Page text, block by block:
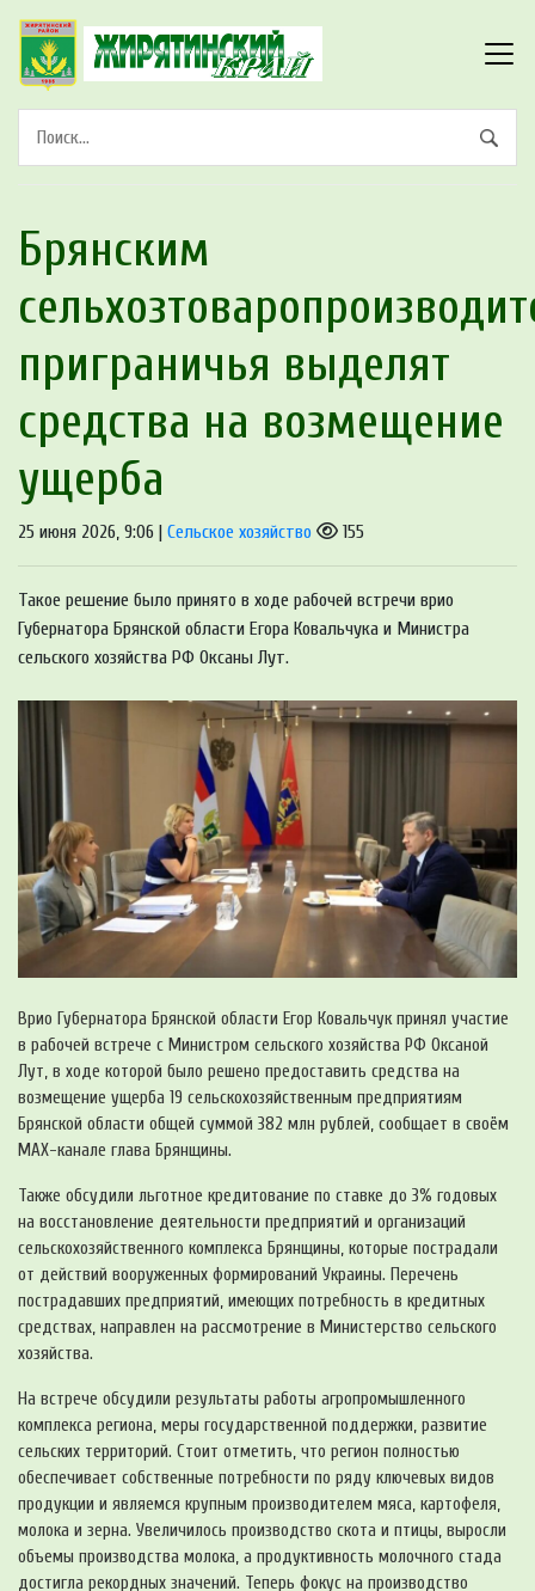
Брянским
приграничья выделят
средства на возмещение
ущерба
25 июня 2026, 9:06 | Сельское хозяйство 155
Такое решение было принято в ходе рабочей встречи врио
Губернатора Брянской области Егора Ковальчука и Министра
сельского хозяйства РФ Оксаны Лут.
Врио Губернатора Брянской области Егор Ковальчук принял участие
в рабочей встрече с Министром сельского хозяйства РФ Оксаной
Лут, в ходе которой было решено предоставить средства на
возмещение ущерба 19 сельскохозяйственным предприятиям
Брянской области общей суммой 382 млн рублей, сообщает в своём
MAX-канале глава Брянщины.
Также обсудили льготное кредитование по ставке до 3% годовых
на восстановление деятельности предприятий и организаций
сельскохозяйственного комплекса Брянщины, которые пострадали
от действий вооруженных формирований Украины. Перечень
пострадавших предприятий, имеющих потребность в кредитных
средствах, направлен на рассмотрение в Министерство сельского
хозяйства.
На встрече обсудили результаты работы агропромышленного
комплекса региона, меры государственной поддержки, развитие
сельских территорий. Стоит отметить, что регион полностью
обеспечивает собственные потребности по ряду ключевых видов
продукции и являемся крупным производителем мяса, картофеля,
молока и зерна. Увеличилось производство скота и птицы, выросли
объемы производства молока, а продуктивность молочного стада
достигла рекордных значений. Теперь фокус на производство